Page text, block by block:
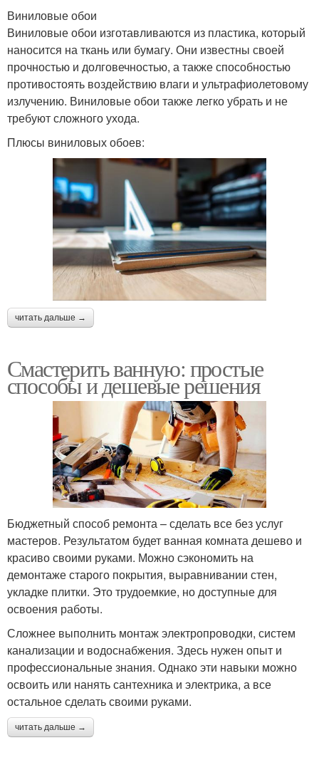
Виниловые обои
Виниловые обои изготавливаются из пластика, который
наносится на ткань или бумагу. Они известны своей
прочностью и долговечностью, а также способностью
противостоять воздействию влаги и ультрафиолетовому
излучению. Виниловые обои также легко убрать и не
требуют сложного ухода.
Плюсы виниловых обоев:
читать дальше →
Смастерить ванную: простые
способы и дешевые решения
Бюджетный способ ремонта – сделать все без услуг
мастеров. Результатом будет ванная комната дешево и
красиво своими руками. Можно сэкономить на
демонтаже старого покрытия, выравнивании стен,
укладке плитки. Это трудоемкие, но доступные для
освоения работы.
Сложнее выполнить монтаж электропроводки, систем
канализации и водоснабжения. Здесь нужен опыт и
профессиональные знания. Однако эти навыки можно
освоить или нанять сантехника и электрика, а все
остальное сделать своими руками.
читать дальше →